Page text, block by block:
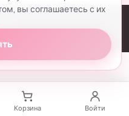
вы соглашаетесь с их
Корзина Войти